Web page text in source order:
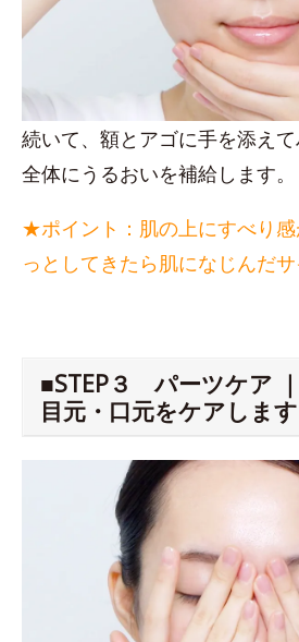
続いて、額とアゴに手を添え
全体にうるおいを補給します。
★ポイント：肌の上にすべり
っとしてきたら肌になじんだサ
■STEP３ パーツケア
目元・口元をケアします